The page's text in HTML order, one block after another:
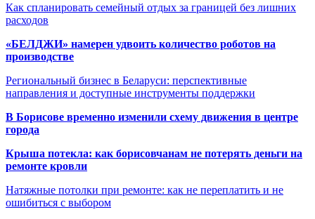
Как спланировать семейный отдых за границей без лишних
расходов
«БЕЛДЖИ» намерен удвоить количество роботов на
производстве
Региональный бизнес в Беларуси: перспективные
направления и доступные инструменты поддержки
В Борисове временно изменили схему движения в центре
города
Крыша потекла: как борисовчанам не потерять деньги на
ремонте кровли
Натяжные потолки при ремонте: как не переплатить и не
ошибиться с выбором